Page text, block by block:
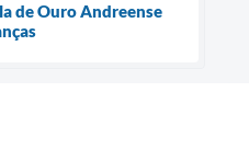
de Ouro Andreense